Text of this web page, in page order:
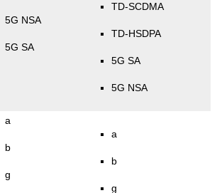
5G NSA
5G SA
TD-SCDMA
TD-HSDPA
5G SA
5G NSA
a
b
g
a
b
g